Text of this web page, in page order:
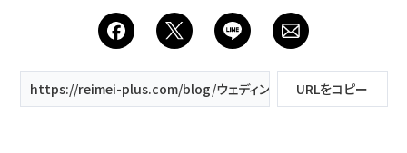
場。 “竹をもっと身近に
感じてほしい” そんな想
いから一般開放された竹
まで美しく、 初夏の空気
を感じられる特別な場所
です。 今回は、新作の色
声がたえない時間でした️
推し活うちわを作ってき
てくれたり、 「かわいい
よ！」 「本当に綺麗だ
よ」「おめでとう」っ
https://reimei-plus.com/blog/ウェディングフォト｜和装・洋装前
URLをコピー